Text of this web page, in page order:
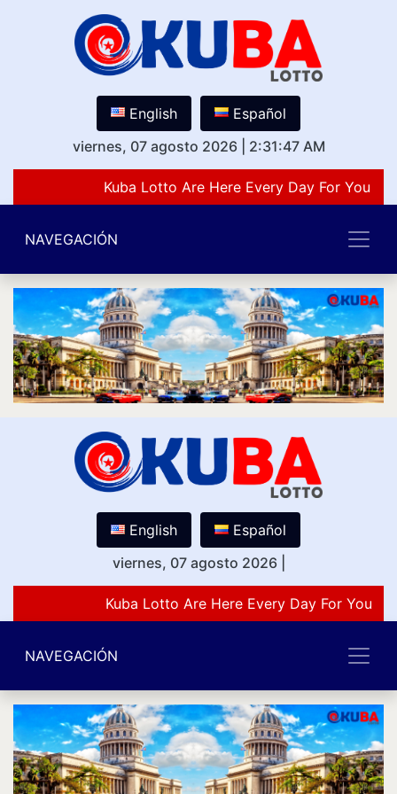
English
Español
viernes, 07 agosto 2026
2:31:47 AM
Kuba Lotto Are Here Every Day For You
NAVEGACIÓN
English
Español
viernes, 07 agosto 2026
Kuba Lotto Are Here Every Day For You
NAVEGACIÓN